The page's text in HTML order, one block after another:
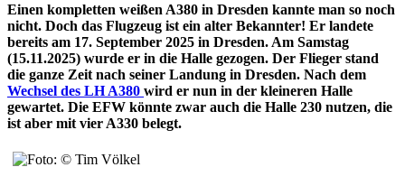
Einen kompletten weißen A380 in Dresden kannte man so noch
nicht. Doch das Flugzeug ist ein alter Bekannter! Er landete
bereits am 17. September 2025 in Dresden. Am Samstag
(15.11.2025) wurde er in die Halle gezogen. Der Flieger stand
die ganze Zeit nach seiner Landung in Dresden. Nach dem
Wechsel des LH A380 wird er nun in der kleineren Halle
gewartet. Die EFW könnte zwar auch die Halle 230 nutzen, die
ist aber mit vier A330 belegt.